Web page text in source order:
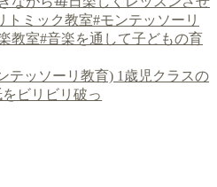
テッソーリ教育) 1歳児クラスの
ビリビリ破っ